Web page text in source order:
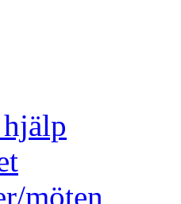
möten